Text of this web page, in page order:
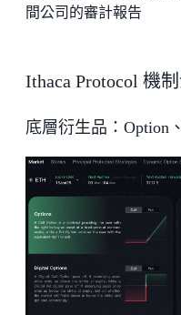
間公司的審計報告
Ithaca Protocol 機
底層衍生品：Option